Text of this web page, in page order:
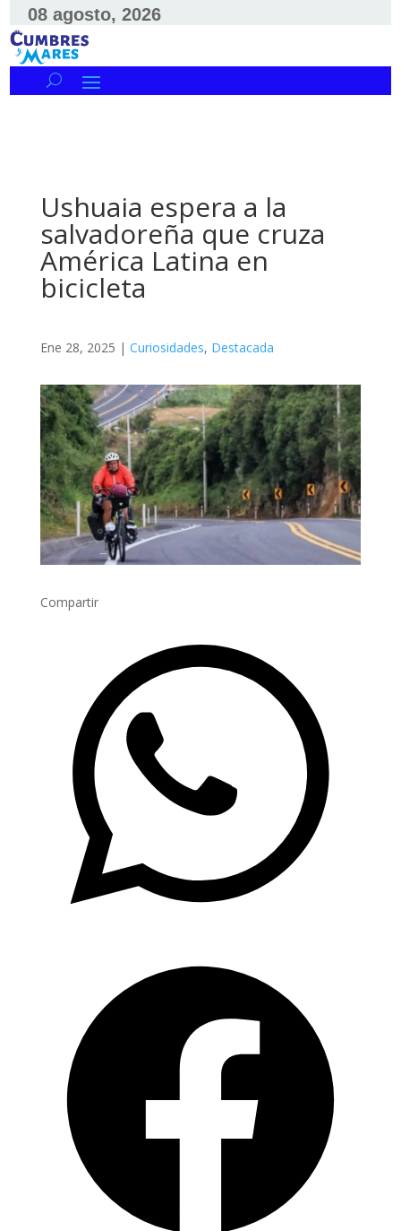
08 agosto, 2026
Ushuaia espera a la
salvadoreña que cruza
América Latina en
bicicleta
Ene 28, 2025 | Curiosidades, Destacada
Compartir